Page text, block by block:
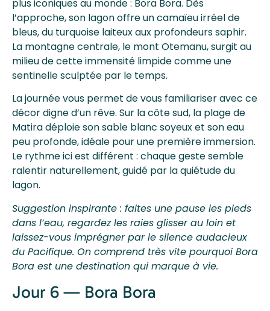
plus iconiques au monde : Bora Bora. Dès
l’approche, son lagon offre un camaïeu irréel de
bleus, du turquoise laiteux aux profondeurs saphir.
La montagne centrale, le mont Otemanu, surgit au
milieu de cette immensité limpide comme une
sentinelle sculptée par le temps.
La journée vous permet de vous familiariser avec ce
décor digne d’un rêve. Sur la côte sud, la plage de
Matira déploie son sable blanc soyeux et son eau
peu profonde, idéale pour une première immersion.
Le rythme ici est différent : chaque geste semble
ralentir naturellement, guidé par la quiétude du
lagon.
Suggestion inspirante : faites une pause les pieds
dans l’eau, regardez les raies glisser au loin et
laissez-vous imprégner par le silence audacieux
du Pacifique. On comprend très vite pourquoi Bora
Bora est une destination qui marque à vie.
Jour 6 — Bora Bora